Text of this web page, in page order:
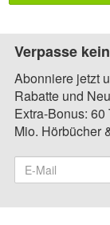
Verpasse
Abonniere jetzt
Rabatte und
Extra-Bonus:
Mio. Hörbücher